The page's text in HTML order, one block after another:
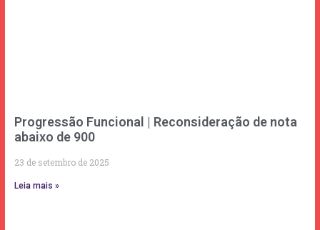
Progressão Funcional | Reconsideração de nota
abaixo de 900
23 de setembro de 2025
Leia mais »